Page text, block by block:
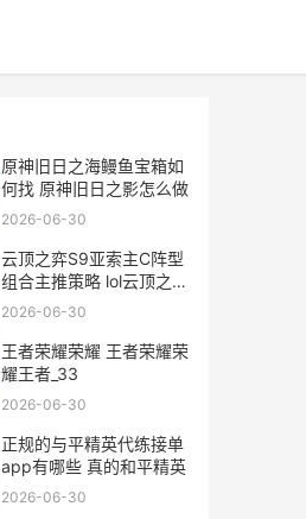
原神旧日之海鳗鱼宝箱如
何找 原神旧日之影怎么做
2026-06-30
云顶之弈S9亚索主C阵型
组合主推策略 lol云顶之弈
s5.5亚索
2026-06-30
王者荣耀荣耀 王者荣耀荣
耀王者_33
2026-06-30
正规的与平精英代练接单
app有哪些 真的和平精英
2026-06-30